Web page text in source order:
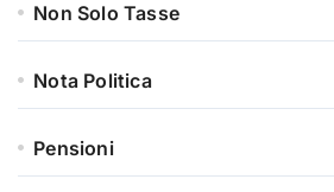
Non Solo Tasse
Nota Politica
Pensioni